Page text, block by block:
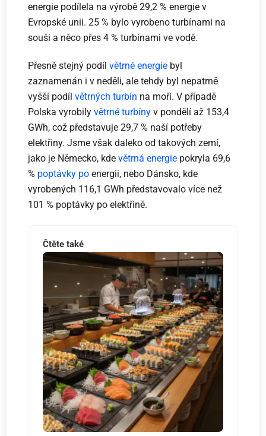
energie podílela na výrobě 29,2 % energie v
Evropské unii. 25 % bylo vyrobeno turbínami na
souši a něco přes 4 % turbínami ve vodě.
Přesně stejný podílvětrné energie byl
zaznamenán i v neděli, ale tehdy byl nepatrně
vyšší podílvětrných turbín na moři. V případě
Polska vyrobilyvětrné turbíny v pondělí až 153,4
GWh, což představuje 29,7 % naší potřeby
elektřiny. Jsme však daleko od takových zemí,
jako je Německo, kdevětrná energie pokryla 69,6
% poptávky po energii, nebo Dánsko, kde
vyrobených 116,1 GWh představovalo více než
101 % poptávky po elektřině.
Čtěte také